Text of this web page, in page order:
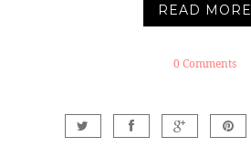
READ MORE
0 Comments